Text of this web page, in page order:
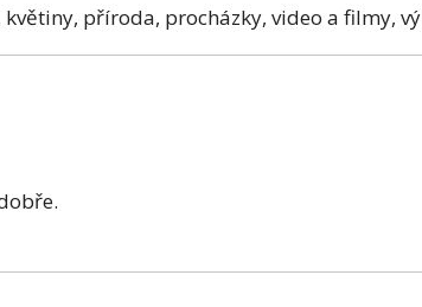
příroda, procházky, video a filmy,